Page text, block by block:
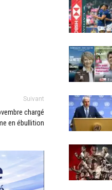
Suivant
chargé
en ébullition